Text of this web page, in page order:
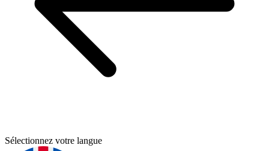
Sélectionnez votre langue